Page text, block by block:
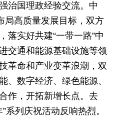
治国理政经验交流。中
局高质量发展目标，双方
落实好共建“一带一路”中
交通和能源基础设施等领
革命和产业变革浪潮，双
、数字经济、绿色能源、
作，开拓新增长点。去
系列庆祝活动反响热烈。